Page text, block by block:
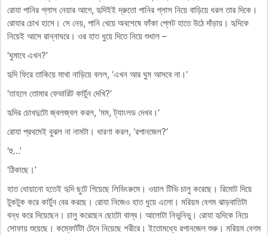
রোযা পানির গ্লাস নেয়ার আগে, হৃদিইই দ্রুতো পানির গ্লাস নিয়ে বাড়িয়ে ধরল তার দিকে।
রোযার চোখ হাসে। সে নেয়, পানি খেয়ে অবশেষে ফাঁকা প্লেট হাতে উঠে দাঁড়ায়। হৃদিকে
নিয়েই আসে রান্নাঘরে। ওর হাত ধুয়ে দিতে নিয়ে শুধাল –
‘ঘুমাবে এখন?’
হৃদি ফিরে তাকিয়ে মাথা নাড়িয়ে বলল, ‘এখন আর ঘুম আসবে না।’
‘তাহলে তোমার ফেভারিট কার্টুন দেখি?’
হৃদির চোখদুটো জ্বলজ্বল করল, ‘মম, ট্যাংলড দেখব।’
রোযা প্রথমেই বুঝল না নামটা। ধারণা করল, ‘রপানজেল?’
‘হু…’
‘ঠিকাছে।’
হাত ধোয়ানো হতেই হৃদি ছুটে গিয়েছে লিভিংরুমে। ওয়াল টিভি চালু করেছে। রিমোট দিয়ে
টুকটুক করে কার্টুন বের করছে। রোযা নিজেও হাত ধুয়ে এলো। মরিয়ম বেগম ঝাড়বাতিটা
বন্ধ করে দিয়েছেন। চালু করেছেন ছোটো বাল্ব। আলোটা নিভুনিভু। রোযা হৃদিকে নিয়ে
সোফায় শুয়েছে। কম্ফোর্টটা টেনে নিয়েছে শরীরে। ইতোমধ্যে রপানজেল শুরু। মরিয়ম বেগম